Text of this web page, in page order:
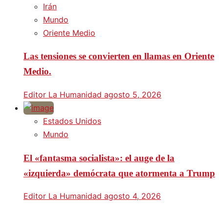
Irán
Mundo
Oriente Medio
Las tensiones se convierten en llamas en Oriente
Medio.
Editor La Humanidad agosto 5, 2026
Estados Unidos
Mundo
El «fantasma socialista»: el auge de la
«izquierda» demócrata que atormenta a Trump
Editor La Humanidad agosto 4, 2026